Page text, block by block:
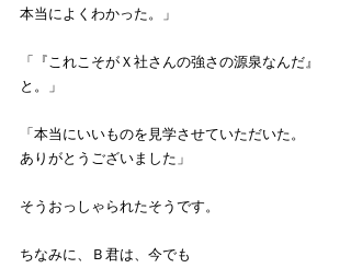
本当によくわかった。」
「『これこそがＸ社さんの強さの源泉なんだ』
と。」
「本当にいいものを見学させていただいた。
ありがとうございました」
そうおっしゃられたそうです。
ちなみに、Ｂ君は、今でも